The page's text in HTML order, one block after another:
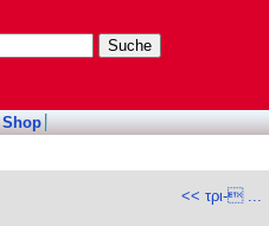
Shop
<< τρι- ...